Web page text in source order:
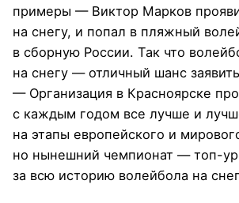
примеры — Виктор Марков
на снегу, и попал в пляжный
в сборную России. Так что
на снегу — отличный шанс
— Организация в Красноярске
с каждым годом все лучше и
на этапы европейского и
но нынешний чемпионат — топ-
за всю историю волейбола на